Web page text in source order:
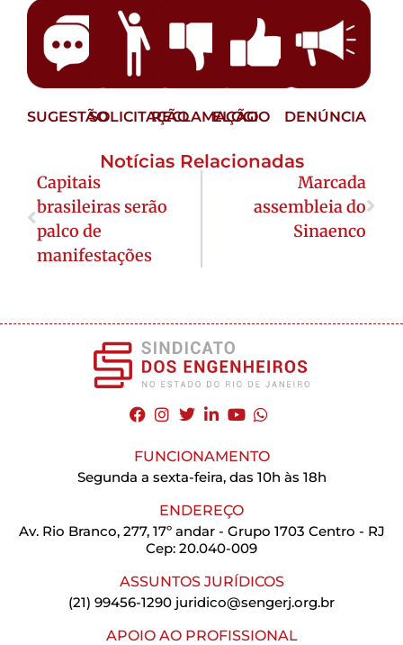
SUGESTÃOSOLICITAÇÃORECLAMAÇÃO
ELOGIO DENÚNCIA
Notícias Relacionadas
Capitais
brasileiras serão
palco de
manifestações
Marcada
assembleia do
Sinaenco
FUNCIONAMENTO
Segunda a sexta-feira, das 10h às 18h
ENDEREÇO
Av. Rio Branco, 277, 17º andar - Grupo 1703 Centro - RJ
Cep: 20.040-009
ASSUNTOS JURÍDICOS
(21) 99456-1290 juridico@sengerj.org.br
APOIO AO PROFISSIONAL